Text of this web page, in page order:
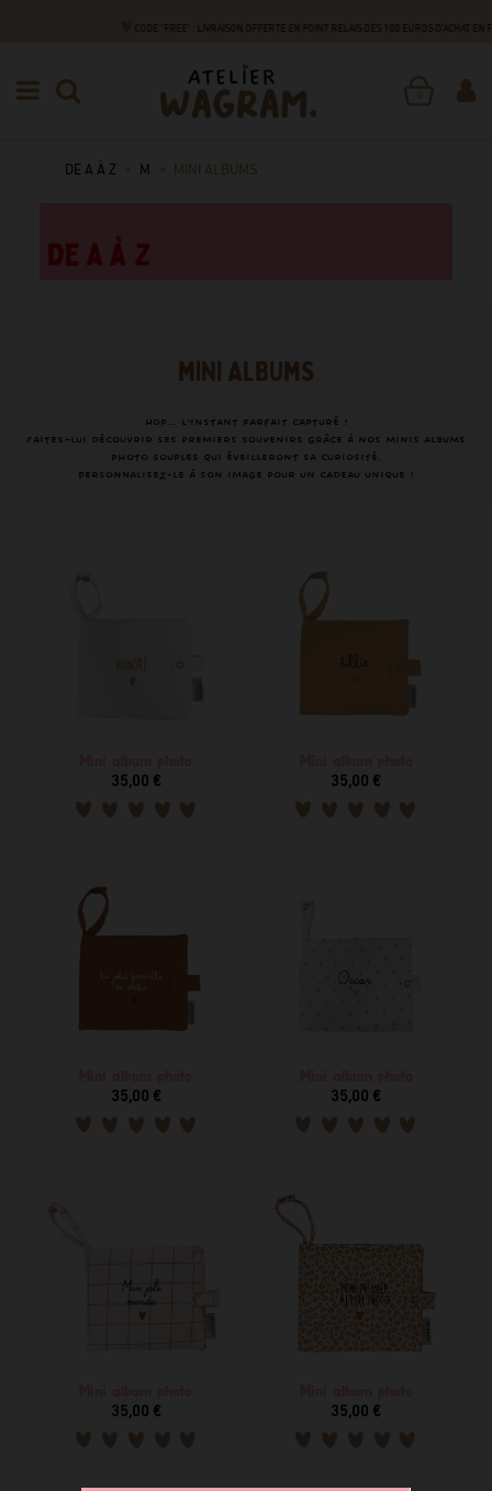
CODE "FREE" : LIVRAISON OFFERTE EN POINT RELAIS DÈS 100 EUROS D'ACHAT EN
DE A À Z M MINI ALBUMS
MINI ALBUMS
Hop… L'instant parfait capturé !
Faites-lui découvrir ses premiers souvenirs grâce à nos minis albums
photo souples qui éveilleront sa curiosité.
Personnalisez-le à son image pour un cadeau unique !
35,00 €
35,00 €
35,00 €
35,00 €
35,00 €
35,00 €